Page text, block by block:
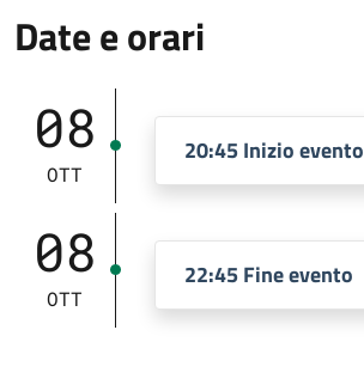
Date e orari
08
OTT
20:45 Inizio evento
08
OTT
22:45 Fine evento